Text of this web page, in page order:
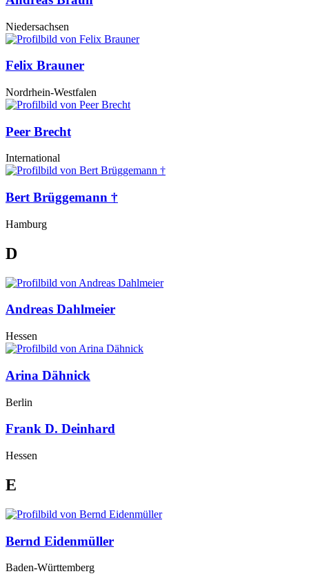
Niedersachsen
Felix Brauner
Nordrhein-Westfalen
Peer Brecht
International
Bert Brüggemann †
Hamburg
D
Andreas Dahlmeier
Hessen
Arina Dähnick
Berlin
Frank D. Deinhard
Hessen
E
Bernd Eidenmüller
Baden-Württemberg